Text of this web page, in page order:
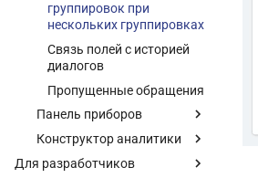
группировок при
нескольких группировках
Связь полей с историей
диалогов
Пропущенные обращения
Панель приборов
Конструктор аналитики
Для разработчиков